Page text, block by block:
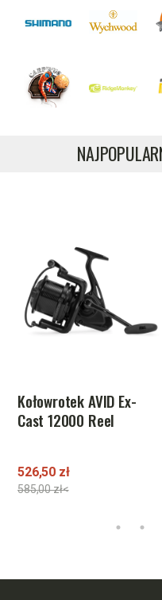
Łódka zanętowa DEEPER
QUEST
7 989,00 zł
7 990,00 zł<